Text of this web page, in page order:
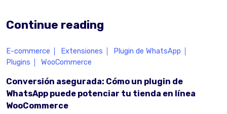
Continue reading
E-commerce Extensiones
Plugin de WhatsApp
Plugins
WooCommerce
Conversión asegurada: Cómo un plugin de
WhatsApp puede potenciar tu tienda en línea
WooCommerce